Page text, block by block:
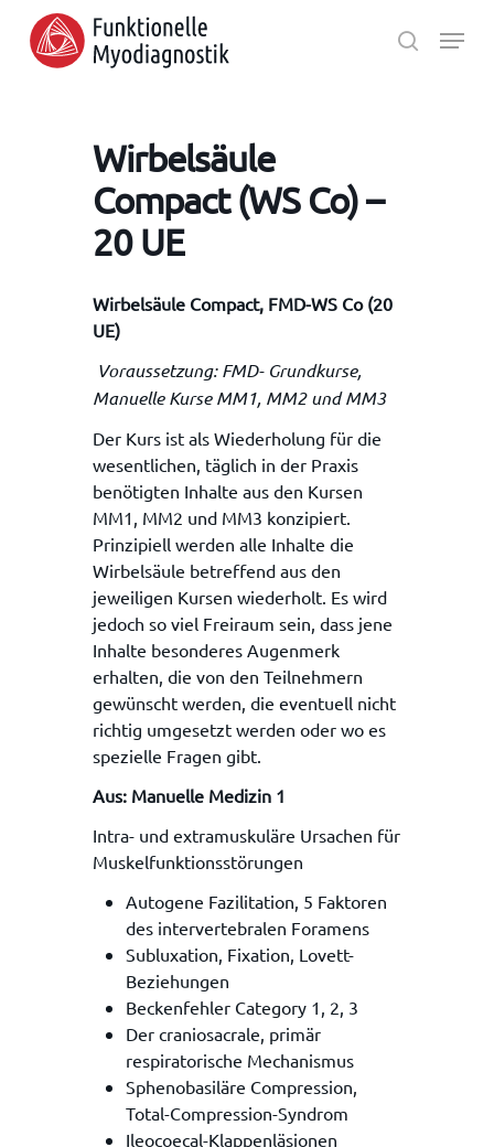
main
search
Menu
Wirbelsäule
Compact (WS Co) –
20 UE
Wirbelsäule Compact, FMD-WS Co (20
UE)
Voraussetzung: FMD- Grundkurse,
Manuelle Kurse MM1, MM2 und MM3
Der Kurs ist als Wiederholung für die
wesentlichen, täglich in der Praxis
benötigten Inhalte aus den Kursen
MM1, MM2 und MM3 konzipiert.
Prinzipiell werden alle Inhalte die
Wirbelsäule betreffend aus den
jeweiligen Kursen wiederholt. Es wird
jedoch so viel Freiraum sein, dass jene
Inhalte besonderes Augenmerk
erhalten, die von den Teilnehmern
gewünscht werden, die eventuell nicht
richtig umgesetzt werden oder wo es
spezielle Fragen gibt.
Aus: Manuelle Medizin 1
Intra- und extramuskuläre Ursachen für
Muskelfunktionsstörungen
Autogene Fazilitation, 5 Faktoren
des intervertebralen Foramens
Subluxation, Fixation, Lovett-
Beziehungen
Beckenfehler Category 1, 2, 3
Der craniosacrale, primär
respiratorische Mechanismus
Sphenobasiläre Compression,
Total-Compression-Syndrom
Ileocoecal-Klappenläsionen